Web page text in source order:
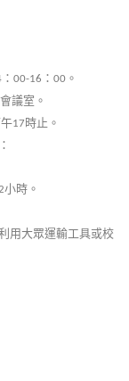
： 00-16 ： 00 。
會議室。
17時止。
小時。
用大眾運輸工具或校